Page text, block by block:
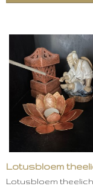
Lotusbloem
Lotusbloem